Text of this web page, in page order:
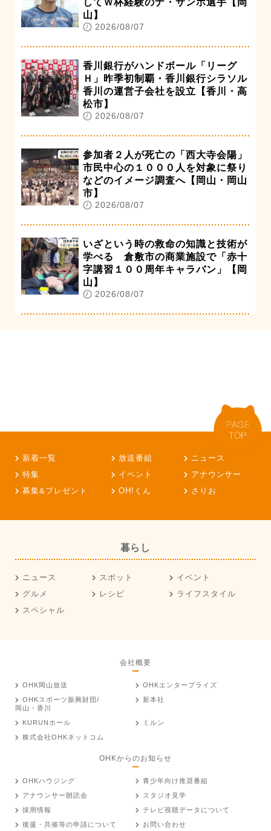
山】
2026/08/07
香川銀行がハンドボール「リーグ
Ｈ」昨季初制覇・香川銀行シラソル
香川の運営子会社を設立【香川・高
松市】
2026/08/07
参加者２人が死亡の「西大寺会陽」
市民中心の１０００人を対象に祭り
などのイメージ調査へ【岡山・岡山
市】
2026/08/07
いざという時の救命の知識と技術が
学べる 倉敷市の商業施設で「赤十
字講習１００周年キャラバン」【岡
山】
2026/08/07
新着一覧 放送番組
ニュース
特集
イベント
アナウンサー
募集&プレゼント
OH!くん さりお
暮らし
ニュース スポット
イベント
グルメ
レシピ
ライフスタイル
スペシャル
会社概要
OHK岡山放送
OHKエンタープライズ
OHKスポーツ振興財団/
岡山・香川
新本社
KURUNホール
ミルン
株式会社OHKネットコム
OHKからのお知らせ
OHKハウジング
青少年向け推奨番組
アナウンサー朗読会
スタジオ見学
採用情報
テレビ視聴データについて
後援・共催等の申請について
お問い合わせ